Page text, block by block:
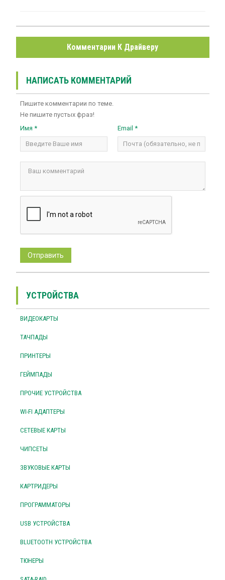
Комментарии К Драйверу
НАПИСАТЬ КОММЕНТАРИЙ
Пишите комментарии по теме.
Не пишите пустых фраз!
Имя *
Email *
УСТРОЙСТВА
ВИДЕОКАРТЫ
ТАЧПАДЫ
ПРИНТЕРЫ
ГЕЙМПАДЫ
ПРОЧИЕ УСТРОЙСТВА
WI-FI АДАПТЕРЫ
СЕТЕВЫЕ КАРТЫ
ЧИПСЕТЫ
ЗВУКОВЫЕ КАРТЫ
КАРТРИДЕРЫ
ПРОГРАММАТОРЫ
USB УСТРОЙСТВА
BLUETOOTH УСТРОЙСТВА
ТЮНЕРЫ